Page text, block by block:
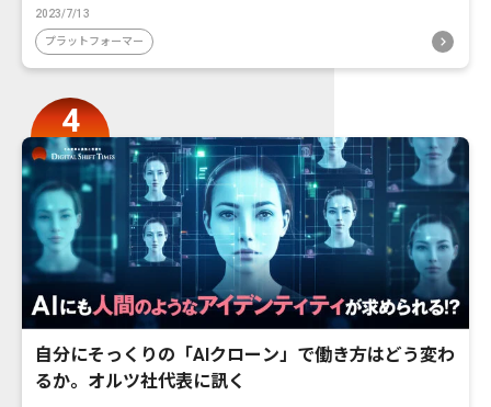
2023/7/13
プラットフォーマー
自分にそっくりの「AIクローン」で働き方はどう変わ
るか。オルツ社代表に訊く